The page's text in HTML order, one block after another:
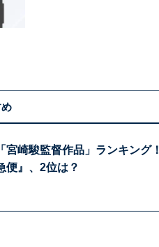
宮崎駿監督作品」ランキング
便』、2位は？